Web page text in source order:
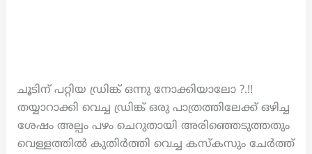
ചൂടിന് പറ്റിയ ഡ്രിങ്ക് ഒന്നു നോക്കിയാലോ ?.!!
തയ്യാറാക്കി വെച്ച ഡ്രിങ്ക് ഒരു പാത്രത്തിലേക്ക് ഒഴിച്ച
ശേഷം അല്പം പഴം ചെറുതായി അരിഞ്ഞെടുത്തതും
വെള്ളത്തിൽ കുതിർത്തി വെച്ച കസ്കസും ചേർത്ത്